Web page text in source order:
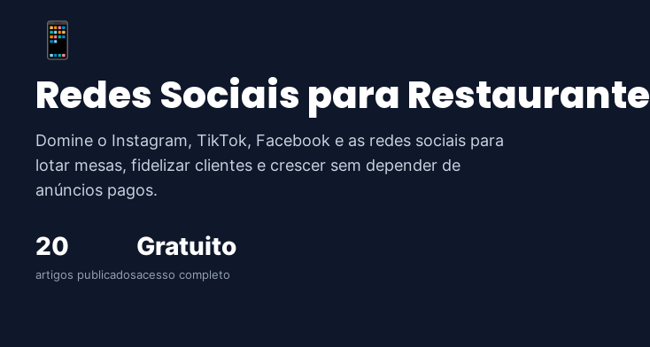
📱
Redes Sociais para Restaurante
Domine o Instagram, TikTok, Facebook e as redes sociais para
lotar mesas, fidelizar clientes e crescer sem depender de
anúncios pagos.
20
artigos publicados
Gratuito
acesso completo